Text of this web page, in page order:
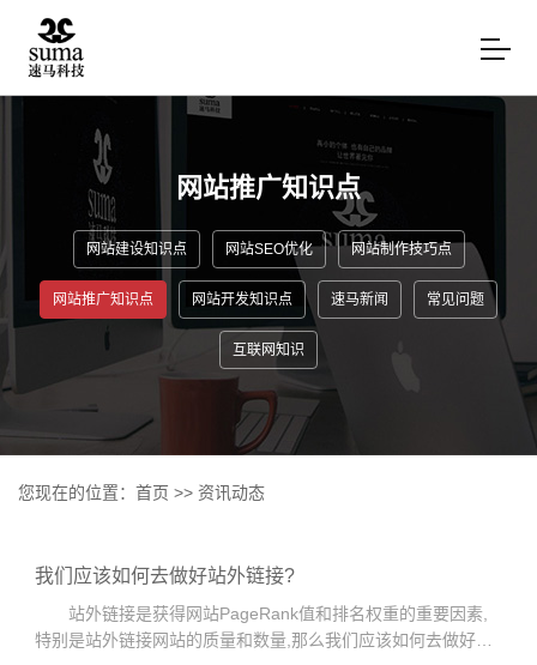
网站推广知识点
网站建设知识点 网站SEO优化 网站制作技巧点
网站推广知识点 网站开发知识点 速马新闻 常见问题
互联网知识
您现在的位置： 首页 >> 资讯动态
我们应该如何去做好站外链接?
站外链接是获得网站PageRank值和排名权重的重要因素,
特别是站外链接网站的质量和数量,那么我们应该如何去做好站